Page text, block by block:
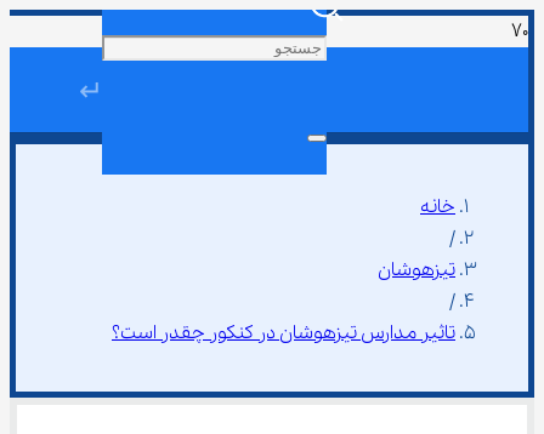
↵
خانه
/
تیزهوشان
/
تاثیر مدارس تیزهوشان در کنکور چقدر است؟